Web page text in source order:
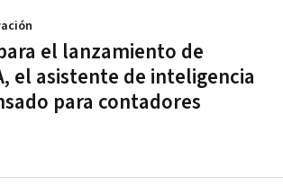
el lanzamiento de
el asistente de inteligencia
para contadores